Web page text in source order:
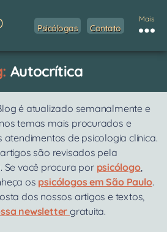
Psicólogas Contato
Mais
Autocrítica
é atualizado semanalmente e
temas mais procurados e
atendimentos de psicologia clínica.
são revisados pela
Se você procura por psicólogo,
os psicólogos em São Paulo.
dos nossos artigos e textos,
newsletter gratuita.